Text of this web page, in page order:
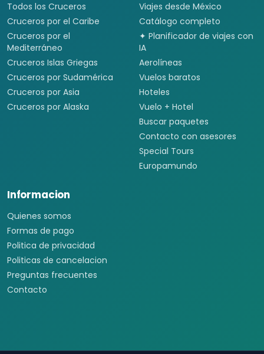
Todos los Cruceros
Cruceros por el Caribe
Cruceros por el
Mediterráneo
Cruceros Islas Griegas
Cruceros por Sudamérica
Cruceros por Asia
Cruceros por Alaska
Viajes desde México
Catálogo completo
✦ Planificador de viajes con
IA
Aerolíneas
Vuelos baratos
Hoteles
Vuelo + Hotel
Buscar paquetes
Contacto con asesores
Special Tours
Europamundo
Informacion
Quienes somos
Formas de pago
Politica de privacidad
Politicas de cancelacion
Preguntas frecuentes
Contacto